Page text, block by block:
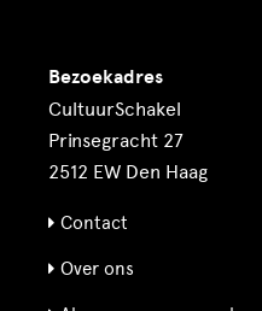
Bezoekadres
CultuurSchakel
Prinsegracht 27
2512 EW Den Haag
Contact
Over ons